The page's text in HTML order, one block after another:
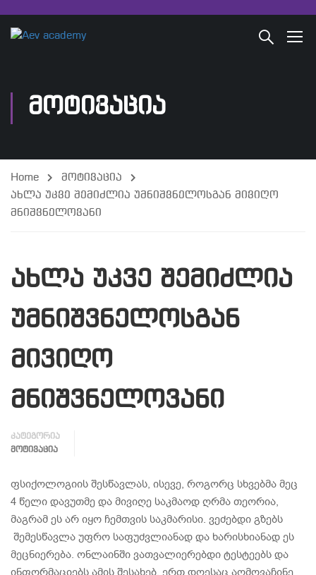
ᲛᲝᲢᲘᲕᲐᲪᲘᲐ
Home
მოტივაცია
ახლა უკვე შემიძლია უმნიშვნელოსგან მივიღო
მნიშვნელოვანი
ახლა უკვე შემიძლია
უმნიშვნელოსგან
მივიღო
მნიშვნელოვანი
კატეგორია
ᲛᲝᲢᲘᲕᲐᲪᲘᲐ
ფსიქოლოგიის შესწავლას, ისევე, როგორც სხვებმა მეც
4 წელი დავუთმე და მივიღე საკმაოდ ღრმა თეორია,
მაგრამ ეს არ იყო ჩემთვის საკმარისი. ვეძებდი გზებს
შემესწავლა უფრო საფუძვლიანად და ხარისხიანად ეს
მეცნიერება. ონლაინში ვათვალიერებდი ტესტეებს და
ინფორმაციებს ამის შესახებ. ერთ დღესაც აღმოვაჩინე